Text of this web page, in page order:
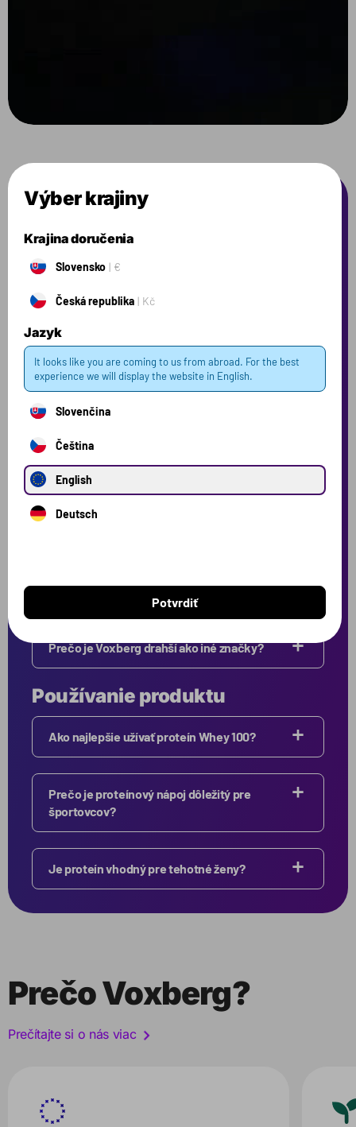
Často kladené
otázky
Tu nájdete odpovede na otázky, ktoré sa nás pýtate
najčastejšie. Ak tu nenájdete odpoveď, ktorú
hľadáte, neváhajte nás kontaktovať.
Produkt
Kde prebieha výskum, vývoj a výroba?
Čim je Whey 100 odlišný?
Aký je pôvod surovín?
Prečo je Voxberg drahší ako iné značky?
Používanie produktu
Ako najlepšie užívať proteín Whey 100?
Prečo je proteínový nápoj dôležitý pre
športovcov?
Je proteín vhodný pre tehotné ženy?
Prečo Voxberg?
Prečítajte si o nás viac
Výber krajiny
Krajina doručenia
Slovensko €
Česká republika Kč
Jazyk
It looks like you are coming to us from abroad. For the best
experience we will display the website in English.
Slovenčina
Čeština
English
Deutsch
Potvrdiť